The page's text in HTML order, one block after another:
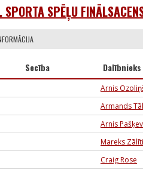
SPĒĻU
Secība Dalībnieks
Arnis
Armands
Arnis
Mareks
Craig Rose